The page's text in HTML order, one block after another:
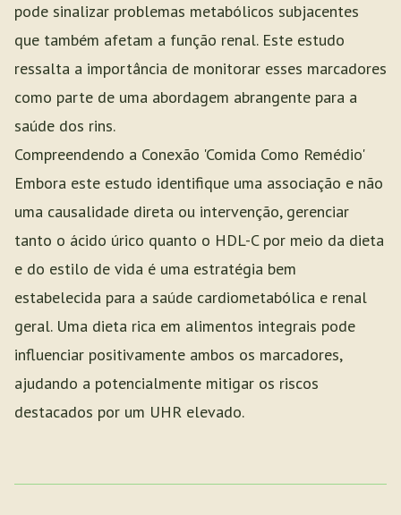
pode sinalizar problemas metabólicos subjacentes
que também afetam a função renal. Este estudo
ressalta a importância de monitorar esses marcadores
como parte de uma abordagem abrangente para a
saúde dos rins.
Compreendendo a Conexão 'Comida Como Remédio'
Embora este estudo identifique uma associação e não
uma causalidade direta ou intervenção, gerenciar
tanto o ácido úrico quanto o HDL-C por meio da dieta
e do estilo de vida é uma estratégia bem
estabelecida para a saúde cardiometabólica e renal
geral. Uma dieta rica em alimentos integrais pode
influenciar positivamente ambos os marcadores,
ajudando a potencialmente mitigar os riscos
destacados por um UHR elevado.